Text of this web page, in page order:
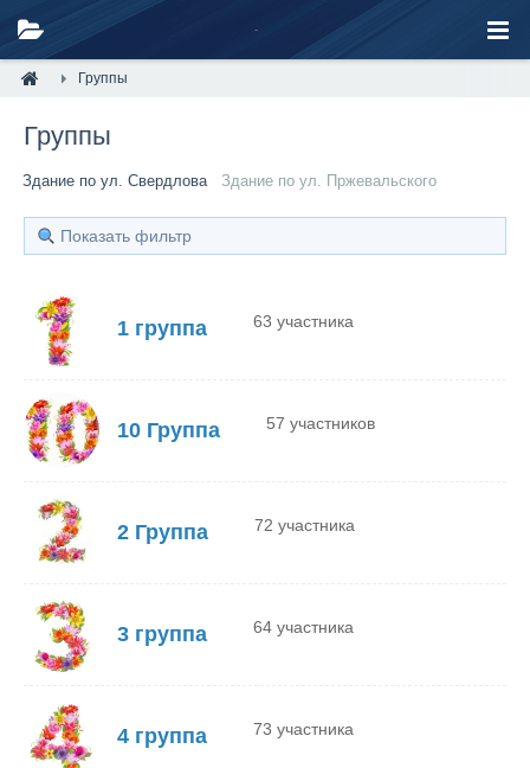
Группы
Группы
Здание по ул. Свердлова Здание по ул. Пржевальского
Показать фильтр
1 группа 63 участника
10 Группа 57 участников
2 Группа 72 участника
3 группа 64 участника
4 группа 73 участника